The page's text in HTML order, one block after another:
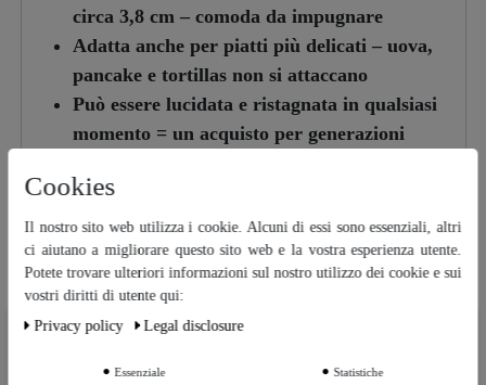
circa 3,8 cm – comoda da impugnare
Adatta anche per piatti più delicati – uova,
pancake e tortillas non si attaccano
Può essere lucidata e ristagnata in qualsiasi
momento = un acquisto per generazioni
Baumalu
La garanzia Destillatio:
Indipendentemente dalla garanzia legale, Destillatio
offre una garanzia completa del rivenditore di due
anni su questo articolo. Cliccate
per consultare la
Ceres::Template.cookieBarHintText
Ceres::Template.cookieBarMoreSettings
Cookies
Il nostro sito web utilizza i cookie. Alcuni di essi sono essenziali, altri
ci aiutano a migliorare questo sito web e la vostra esperienza utente.
Potete trovare ulteriori informazioni sul nostro utilizzo dei cookie e sui
vostri diritti di utente qui:
Privacy policy
Legal disclosure
Essenziale Statistiche